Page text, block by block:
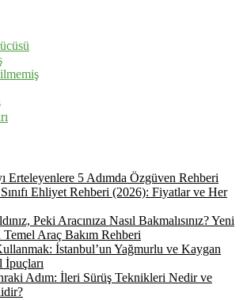
Erteleyenlere 5 Adımda Özgüven Rehberi
Ehliyet Rehberi (2026): Fiyatlar ve Her
Peki Aracınıza Nasıl Bakmalısınız? Yeni
Araç Bakım Rehberi
İstanbul’un Yağmurlu ve Kaygan
İpuçları
Adım: İleri Sürüş Teknikleri Nedir ve